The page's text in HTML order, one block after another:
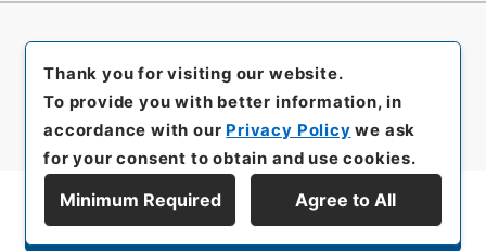
Display Series Hierarchy
Thank you for visiting our website.
To provide you with better information, in
accordance with our Privacy Policy we ask
for your consent to obtain and use cookies.
Minimum Required Agree to All